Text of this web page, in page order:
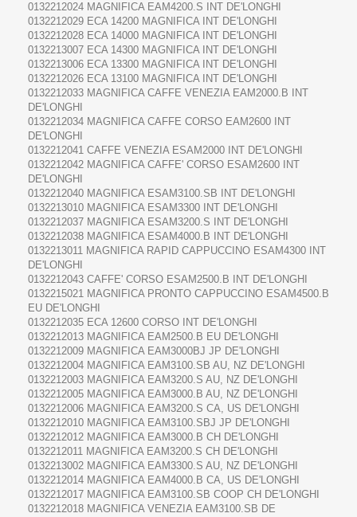
0132212024 MAGNIFICA EAM4200.S INT DE'LONGHI
0132212029 ECA 14200 MAGNIFICA INT DE'LONGHI
0132212028 ECA 14000 MAGNIFICA INT DE'LONGHI
0132213007 ECA 14300 MAGNIFICA INT DE'LONGHI
0132213006 ECA 13300 MAGNIFICA INT DE'LONGHI
0132212026 ECA 13100 MAGNIFICA INT DE'LONGHI
0132212033 MAGNIFICA CAFFE VENEZIA EAM2000.B INT
DE'LONGHI
0132212034 MAGNIFICA CAFFE CORSO EAM2600 INT
DE'LONGHI
0132212041 CAFFE VENEZIA ESAM2000 INT DE'LONGHI
0132212042 MAGNIFICA CAFFE' CORSO ESAM2600 INT
DE'LONGHI
0132212040 MAGNIFICA ESAM3100.SB INT DE'LONGHI
0132213010 MAGNIFICA ESAM3300 INT DE'LONGHI
0132212037 MAGNIFICA ESAM3200.S INT DE'LONGHI
0132212038 MAGNIFICA ESAM4000.B INT DE'LONGHI
0132213011 MAGNIFICA RAPID CAPPUCCINO ESAM4300 INT
DE'LONGHI
0132212043 CAFFE' CORSO ESAM2500.B INT DE'LONGHI
0132215021 MAGNIFICA PRONTO CAPPUCCINO ESAM4500.B
EU DE'LONGHI
0132212035 ECA 12600 CORSO INT DE'LONGHI
0132212013 MAGNIFICA EAM2500.B EU DE'LONGHI
0132212009 MAGNIFICA EAM3000BJ JP DE'LONGHI
0132212004 MAGNIFICA EAM3100.SB AU, NZ DE'LONGHI
0132212003 MAGNIFICA EAM3200.S AU, NZ DE'LONGHI
0132212005 MAGNIFICA EAM3000.B AU, NZ DE'LONGHI
0132212006 MAGNIFICA EAM3200.S CA, US DE'LONGHI
0132212010 MAGNIFICA EAM3100.SBJ JP DE'LONGHI
0132212012 MAGNIFICA EAM3000.B CH DE'LONGHI
0132212011 MAGNIFICA EAM3200.S CH DE'LONGHI
0132213002 MAGNIFICA EAM3300.S AU, NZ DE'LONGHI
0132212014 MAGNIFICA EAM4000.B CA, US DE'LONGHI
0132212017 MAGNIFICA EAM3100.SB COOP CH DE'LONGHI
0132212018 MAGNIFICA VENEZIA EAM3100.SB DE